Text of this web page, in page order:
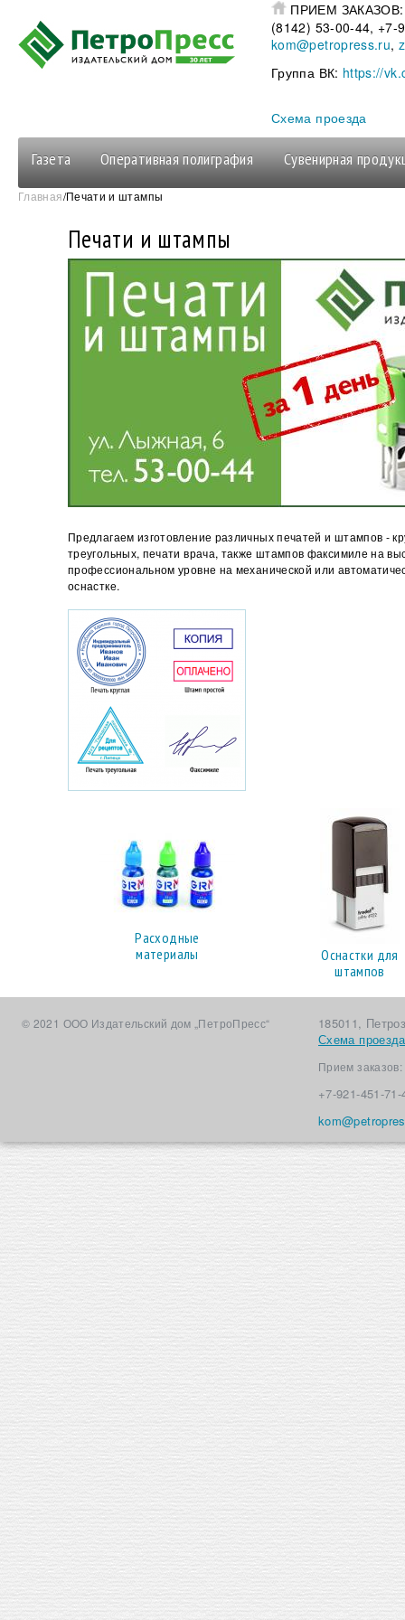
ПРИЕМ
(8142) 53-00-44,
kom@petropress.ru,
Группа ВК: https://
Схема проезда
Газета Оперативная полиграфия Сувенирная
Вы здесь
Главная/Печати и штампы
Печати и штампы
Предлагаем изготовление различных печатей и штампов -
треугольных, печати врача, также штампов факсимиле на
профессиональном уровне на механической или
оснастке.
Расходные
материалы
Оснастки для
штампов
© 2021 ООО Издательский дом „ПетроПресс“
185011,
Схема проезда
Прием заказов:
+7-921-451-71-